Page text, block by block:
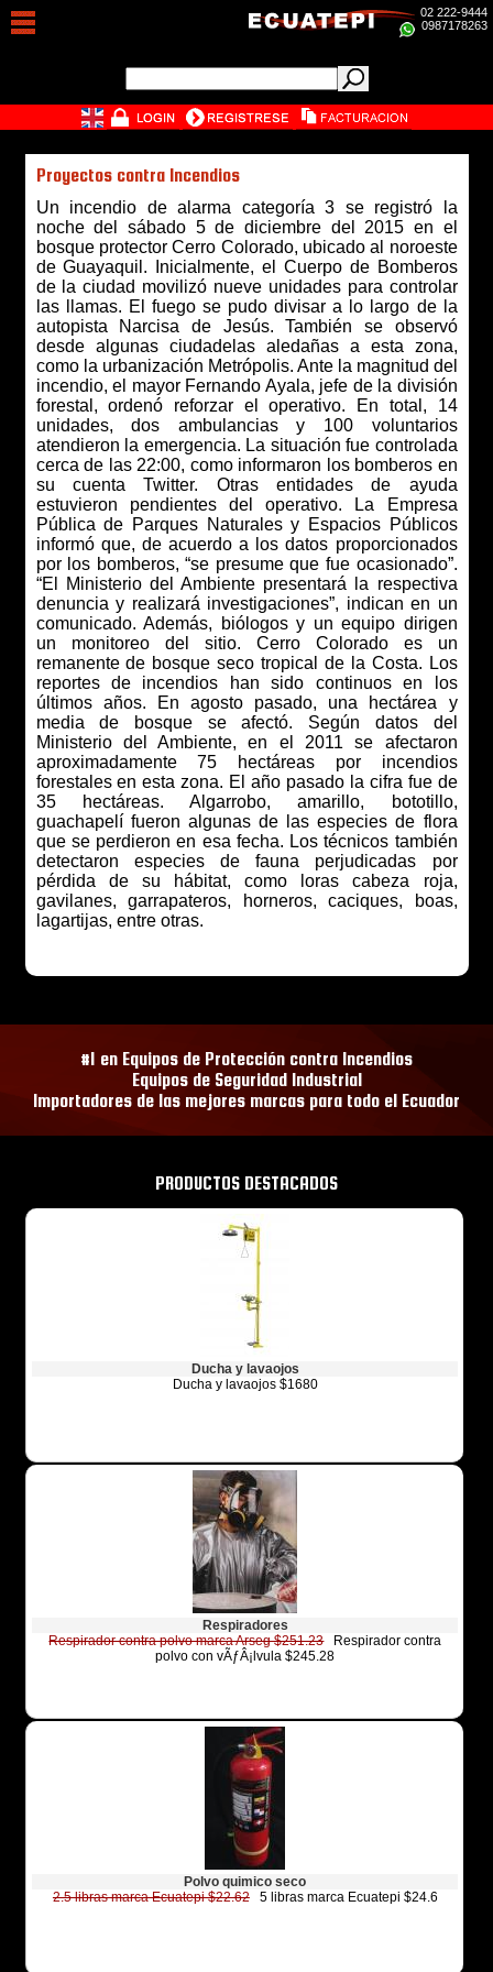
02 222-9444
0987178263
Proyectos contra Incendios
Un incendio de alarma categoría 3 se registró la
noche del sábado 5 de diciembre del 2015 en el
bosque protector Cerro Colorado, ubicado al noroeste
de Guayaquil. Inicialmente, el Cuerpo de Bomberos
de la ciudad movilizó nueve unidades para controlar
las llamas. El fuego se pudo divisar a lo largo de la
autopista Narcisa de Jesús. También se observó
desde algunas ciudadelas aledañas a esta zona,
como la urbanización Metrópolis. Ante la magnitud del
incendio, el mayor Fernando Ayala, jefe de la división
forestal, ordenó reforzar el operativo. En total, 14
unidades, dos ambulancias y 100 voluntarios
atendieron la emergencia. La situación fue controlada
cerca de las 22:00, como informaron los bomberos en
su cuenta Twitter. Otras entidades de ayuda
estuvieron pendientes del operativo. La Empresa
Pública de Parques Naturales y Espacios Públicos
informó que, de acuerdo a los datos proporcionados
por los bomberos, “se presume que fue ocasionado”.
“El Ministerio del Ambiente presentará la respectiva
denuncia y realizará investigaciones”, indican en un
comunicado. Además, biólogos y un equipo dirigen
un monitoreo del sitio. Cerro Colorado es un
remanente de bosque seco tropical de la Costa. Los
reportes de incendios han sido continuos en los
últimos años. En agosto pasado, una hectárea y
media de bosque se afectó. Según datos del
Ministerio del Ambiente, en el 2011 se afectaron
aproximadamente 75 hectáreas por incendios
forestales en esta zona. El año pasado la cifra fue de
35 hectáreas. Algarrobo, amarillo, bototillo,
guachapelí fueron algunas de las especies de flora
que se perdieron en esa fecha. Los técnicos también
detectaron especies de fauna perjudicadas por
pérdida de su hábitat, como loras cabeza roja,
gavilanes, garrapateros, horneros, caciques, boas,
lagartijas, entre otras.
#1 en Equipos de Protección contra Incendios
Equipos de Seguridad Industrial
Importadores de las mejores marcas para todo el Ecuador
PRODUCTOS DESTACADOS
Ducha y lavaojos
Ducha y lavaojos $1680
Respiradores
Respirador contra polvo marca Arseg $251.23Respirador contra
polvo con vÃƒÂ¡lvula $245.28
Polvo quimico seco
2.5 libras marca Ecuatepi $22.625 libras marca Ecuatepi $24.6